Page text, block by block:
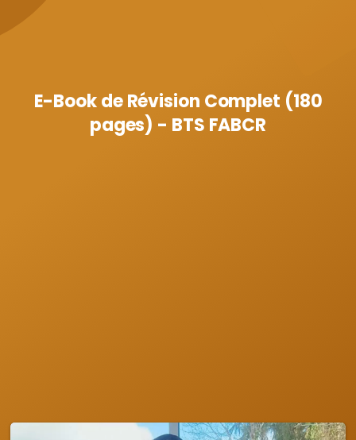
E-Book de Révision Complet (180
pages) - BTS FABCR